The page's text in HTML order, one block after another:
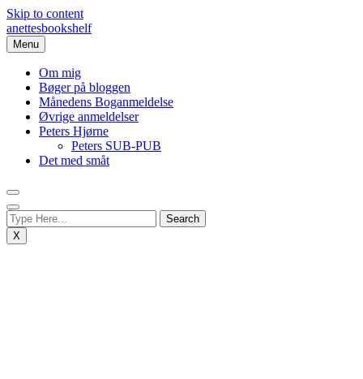
Skip to content
anettesbookshelf
Menu
Om mig
Bøger på bloggen
Månedens Boganmeldelse
Øvrige anmeldelser
Peters Hjørne
Peters SUB-PUB
Det med småt
X